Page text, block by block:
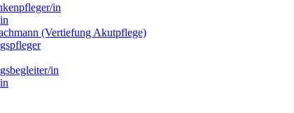
in
(Vertiefung Akutpflege)
in